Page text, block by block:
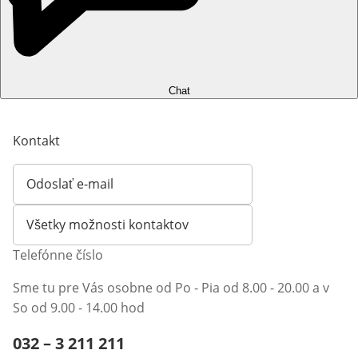
Chat
Kontakt
Odoslať e-mail
Otvorí e-mailového klienta
Všetky možnosti kontaktov
Telefónne číslo
Sme tu pre Vás osobne od Po - Pia od 8.00 - 20.00 a v
So od 9.00 - 14.00 hod
Telefónne číslo:
032 – 3 211 211